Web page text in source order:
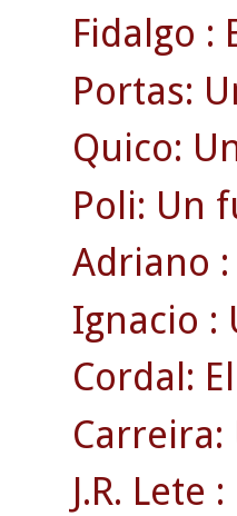
Fidalgo :
Portas:
Quico:
Poli: Un
Adriano
Ignacio :
Cordal:
J.R.